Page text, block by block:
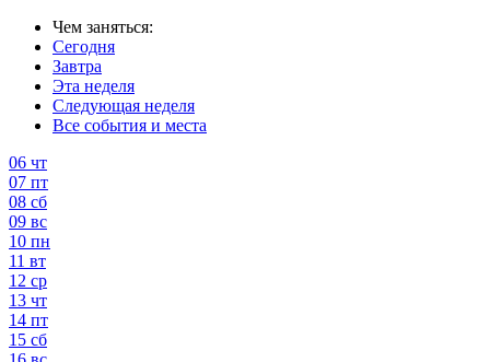
Чем заняться:
Сегодня
Завтра
Эта неделя
Следующая неделя
Все события и места
06 чт
07 пт
08 сб
09 вс
10 пн
11 вт
12 ср
13 чт
14 пт
15 сб